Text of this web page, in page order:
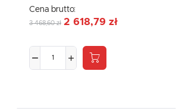
Cena brutto:
3 468,60 zł 2 618,79 zł